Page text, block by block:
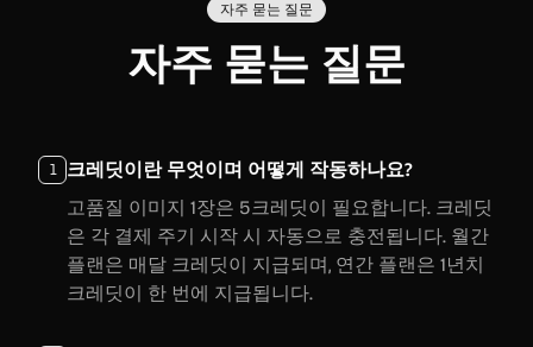
자주 묻는 질문
자주 묻는 질문
1
크레딧이란 무엇이며 어떻게 작동하나요?
고품질 이미지 1장은 5크레딧이 필요합니다. 크레딧
은 각 결제 주기 시작 시 자동으로 충전됩니다. 월간
플랜은 매달 크레딧이 지급되며, 연간 플랜은 1년치
크레딧이 한 번에 지급됩니다.